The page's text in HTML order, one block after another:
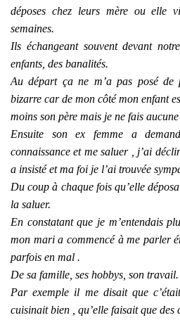
déposes chez leurs mère ou elle
semaines.
Ils échangeant souvent devant
enfants, des banalités.
Au départ ça ne m’a pas posé de
bizarre car de mon côté mon enfant
moins son père mais je ne fais
Ensuite son ex femme a
connaissance et me saluer , j’ai
a insisté et ma foi je l’ai trouvée
Du coup à chaque fois qu’elle
la saluer.
En constatant que je m’entendais
mon mari a commencé à me parler
parfois en mal .
De sa famille, ses hobbys, son travail.
Par exemple il me disait que
cuisinait bien , qu’elle faisait que des